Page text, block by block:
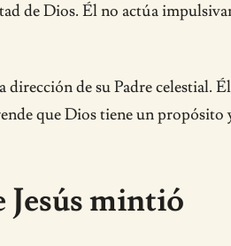
de Dios. Él no actúa
de su Padre celestial.
que Dios tiene un
Jesús mintió